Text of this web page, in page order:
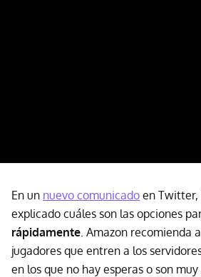
En un nuevo comunicado en Twitter,
explicado cuáles son las opciones
rápidamente . Amazon recomienda
jugadores que entren a los
en los que no hay esperas o son